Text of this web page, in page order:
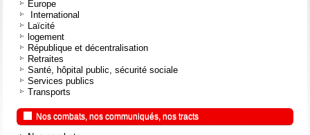
Europe
International
Laïcité
logement
République et décentralisation
Retraites
Santé, hôpital public, sécurité sociale
Services publics
Transports
Nos combats, nos communiqués, nos tracts